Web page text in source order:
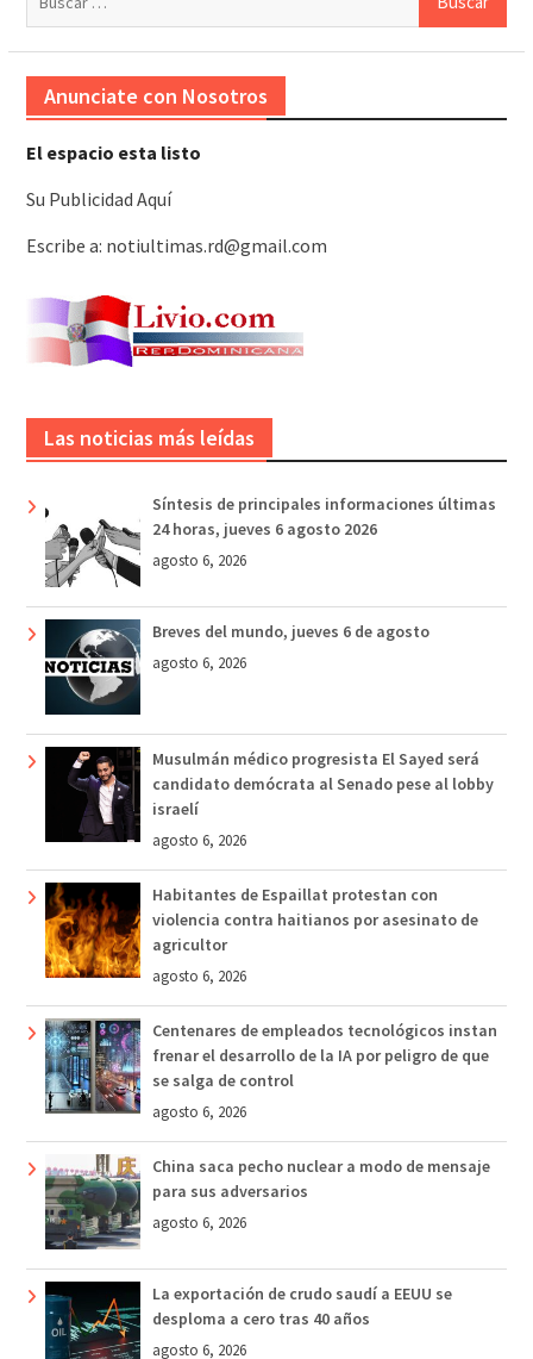
Anunciate con Nosotros
El espacio esta listo
Su Publicidad Aquí
Escribe a: notiultimas.rd@gmail.com
Las noticias más leídas
Síntesis de principales informaciones últimas
24 horas, jueves 6 agosto 2026
agosto 6, 2026
Breves del mundo, jueves 6 de agosto
agosto 6, 2026
Musulmán médico progresista El Sayed será
candidato demócrata al Senado pese al lobby
israelí
agosto 6, 2026
Habitantes de Espaillat protestan con
violencia contra haitianos por asesinato de
agricultor
agosto 6, 2026
Centenares de empleados tecnológicos instan
frenar el desarrollo de la IA por peligro de que
se salga de control
agosto 6, 2026
China saca pecho nuclear a modo de mensaje
para sus adversarios
agosto 6, 2026
La exportación de crudo saudí a EEUU se
desploma a cero tras 40 años
agosto 6, 2026